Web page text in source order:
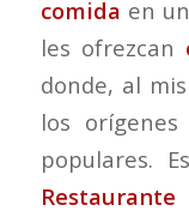
comida en
les ofrezcan
donde, al
los
populares.